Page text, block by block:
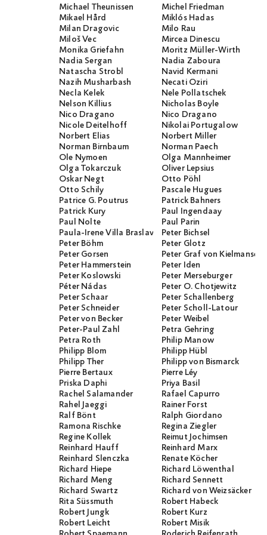
Michael Theunissen
Michel Friedman
Mikael Hård
Miklós Hadas
Milan Dragovic
Milo Rau
Miloš Vec
Mircea Dinescu
Monika Griefahn
Moritz Müller-Wirth
Nadia Sergan
Nadia Zaboura
Natascha Strobl
Navid Kermani
Nazih Musharbash
Necati Öziri
Necla Kelek
Nele Pollatschek
Nelson Killius
Nicholas Boyle
Nico Dragano
Nico Dragano
Nicole Deitelhoff
Nikolai Portugalow
Norbert Elias
Norbert Miller
Norman Birnbaum
Norman Paech
Ole Nymoen
Olga Mannheimer
Olga Tokarczuk
Oliver Lepsius
Oskar Negt
Otto Pöhl
Otto Schily
Pascale Hugues
Patrice G. Poutrus
Patrick Bahners
Patrick Kury
Paul Ingendaay
Paul Nolte
Paul Parin
Paula-Irene Villa BraslavskyPeter Bichsel
Peter Böhm
Peter Glotz
Peter Gorsen
Peter Graf von
Peter Hammerstein
Peter Iden
Peter Koslowski
Peter Merseburger
Péter Nádas
Peter O. Chotjewitz
Peter Schaar
Peter Schallenberg
Peter Schneider
Peter Scholl-Latour
Peter von Becker
Peter Weibel
Peter-Paul Zahl
Petra Gehring
Petra Roth
Philip Manow
Philipp Blom
Philipp Hübl
Philipp Ther
Philipp von Bismarck
Pierre Bertaux
Pierre Léy
Priska Daphi
Priya Basil
Rachel Salamander
Rafael Capurro
Rahel Jaeggi
Rainer Forst
Ralf Bönt
Ralph Giordano
Ramona Rischke
Regina Ziegler
Regine Kollek
Reimut Jochimsen
Reinhard Hauff
Reinhard Marx
Reinhard Slenczka
Renate Köcher
Richard Hiepe
Richard Löwenthal
Richard Meng
Richard Sennett
Richard Swartz
Richard von Weizsäcker
Rita Süssmuth
Robert Habeck
Robert Jungk
Robert Kurz
Robert Leicht
Robert Misik